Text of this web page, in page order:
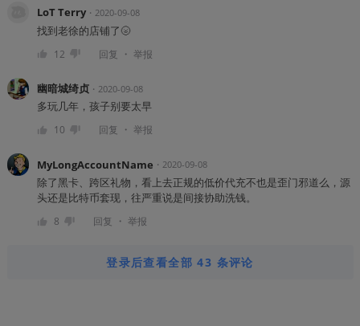
LoT Terry・ 2020-09-08
找到老徐的店铺了🌝
12 回复 ・ 举报
幽暗城绮贞・ 2020-09-08
多玩几年，孩子别要太早
10 回复 ・ 举报
MyLongAccountName ・ 2020-09-08
除了黑卡、跨区礼物，看上去正规的低价代充不也是歪门邪道么，源
头还是比特币套现，往严重说是间接协助洗钱。
8 回复 ・ 举报
登录后查看全部 43 条评论